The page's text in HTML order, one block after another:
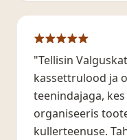
"Tellisin
kassettrulood ja
teenindajaga,
organiseeris
kullerteenuse.